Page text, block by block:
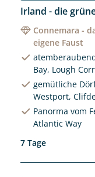
Irland - die
Connemara -
eigene Faust
Bay, Lough
gemütliche
Westport,
Panorma vom
Atlantic Way
7 Tage